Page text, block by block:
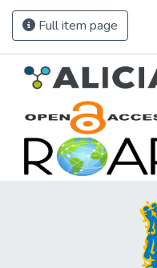
Full item page